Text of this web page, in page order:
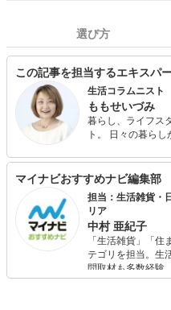
選び方
この記事を担当するエキスパ
生活コラムニスト
ももせいづみ
暮らし、ライフス
ト。 日々の暮らしから生まれるコラム、忙しくてもゆるり
ドバイスは男女問
新商品や話題の家
析にも強い。「願
ピ」など著書多数
マイナビおすすめナビ編集部
担当：生活雑貨・
リア
中村 亜紀子
「生活雑貨」「
テゴリを担当。生
問取材も多数経験
りや壁紙チェンジ